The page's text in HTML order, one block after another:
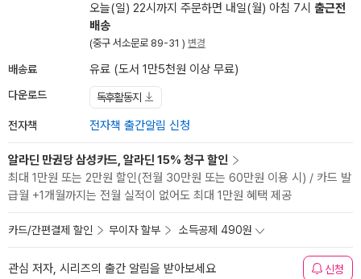
오늘(일) 22시까지 주문하면 내일(월) 아침 7시 출근전
배송
(중구 서소문로 89-31 ) 변경
배송료 유료 (도서 1만5천원 이상 무료)
다운로드 독후활동지
전자책 전자책 출간알림 신청
알라딘 만권당 삼성카드, 알라딘 15% 청구 할인
최대 1만원 또는 2만원 할인(전월 30만원 또는 60만원 이용 시) / 카드 발
급월 +1개월까지는 전월 실적이 없어도 최대 1만원 혜택 제공
카드/간편결제 할인 무이자 할부 소득공제 490원
관심 저자, 시리즈의 출간 알림을 받아보세요 신청